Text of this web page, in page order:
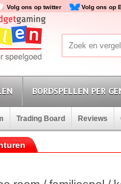
Volg ons op twitter Volg ons op
BORDSPELLEN PER
Trading Board Reviews